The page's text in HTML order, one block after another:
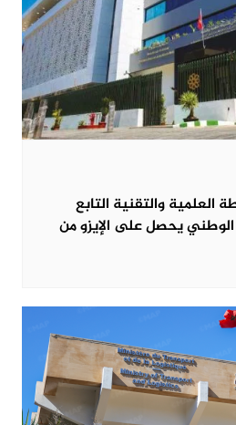
العلمية والتقنية التابع
الوطني يحصل على الإيزو من